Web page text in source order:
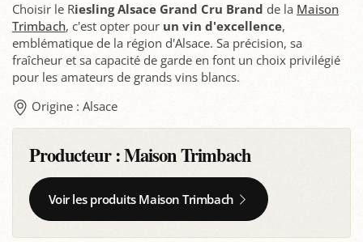
Choisir le Riesling Alsace Grand Cru Brand de la Maison
Trimbach, c'est opter pour un vin d'excellence,
emblématique de la région d'Alsace. Sa précision, sa
fraîcheur et sa capacité de garde en font un choix privilégié
pour les amateurs de grands vins blancs.
Origine : Alsace
Producteur :Maison Trimbach
Voir les produits Maison Trimbach